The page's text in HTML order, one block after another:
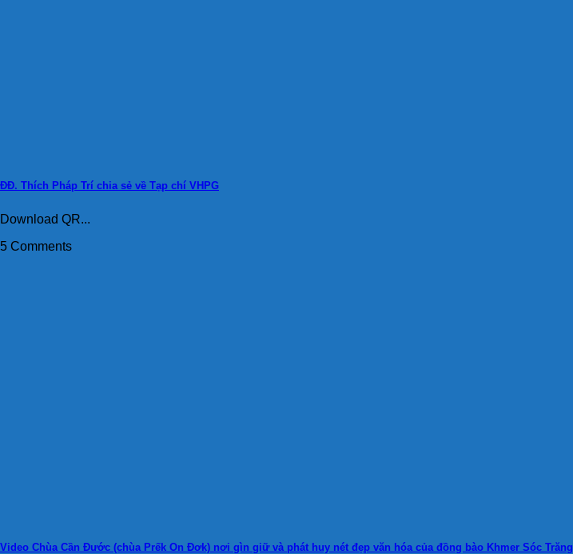
ĐĐ. Thích Pháp Trí chia sẻ về Tạp chí VHPG
Download QR...
5 Comments
Video Chùa Cần Đước (chùa Prếk On Đơk) nơi gìn giữ và phát huy nét đẹp văn hóa của đồng bào Khmer Sóc Trăng